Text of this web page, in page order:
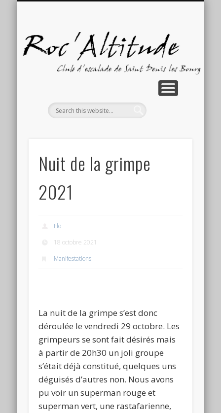
Nuit de la grimpe
2021
Flo
18 octobre 2021
Manifestations
La nuit de la grimpe s’est donc
déroulée le vendredi 29 octobre. Les
grimpeurs se sont fait désirés mais
à partir de 20h30 un joli groupe
s’était déjà constitué, quelques uns
déguisés d’autres non. Nous avons
pu voir un superman rouge et
superman vert, une rastafarienne,